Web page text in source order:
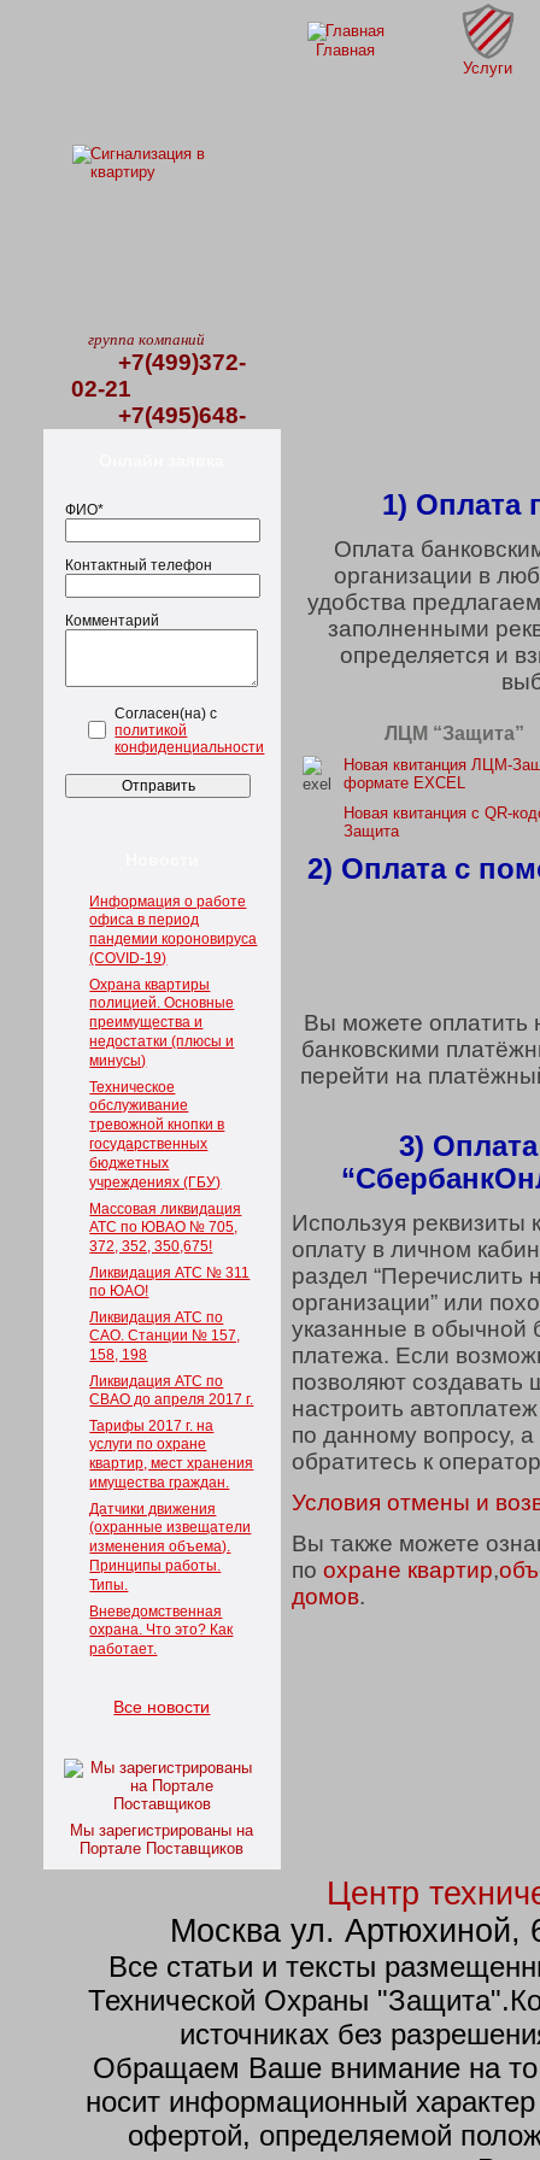
Главная
Услуги
группа компаний
+7(499)372-
02-21
+7(495)648-
ФИО*
Контактный телефон
Комментарий
Согласен(на) с
политикой
конфиденциальности
Информация о работе
офиса в период
пандемии короновируса
(COVID-19)
Охрана квартиры
полицией. Основные
преимущества и
недостатки (плюсы и
минусы)
Техническое
обслуживание
тревожной кнопки в
государственных
бюджетных
учреждениях (ГБУ)
Массовая ликвидация
АТС по ЮВАО № 705,
372, 352, 350,675!
Ликвидация АТС № 311
по ЮАО!
Ликвидация АТС по
САО. Станции № 157,
158, 198
Ликвидация АТС по
СВАО до апреля 2017 г.
Тарифы 2017 г. на
услуги по охране
квартир, мест хранения
имущества граждан.
Датчики движения
(охранные извещатели
изменения объема).
Принципы работы.
Типы.
Вневедомственная
охрана. Что это? Как
работает.
Все новости
Мы зарегистрированы на
Портале Поставщиков
1) Оплата
Оплата
организации в
удобства
заполненными
определяется и
ЛЦМ “Защита”
Новая квитанция ЛЦМ-
формате EXCEL
Новая квитанция с QR-
Защита
2) Оплата с
Вы можете оплатить
банковскими
перейти на
3)
Используя
оплату в личном
раздел “Перечислить
организации” или
указанные в обычной
платежа. Если
позволяют
настроить
по данному вопросу,
обратитесь к
Условия отмены и
Вы также можете
поохране квартир,
домов.
Центр
Москва ул. Артюхиной,
Все статьи и тексты
Технической Охраны
источниках без
Обращаем Ваше внимание на
носит информационный
офертой, определяемой